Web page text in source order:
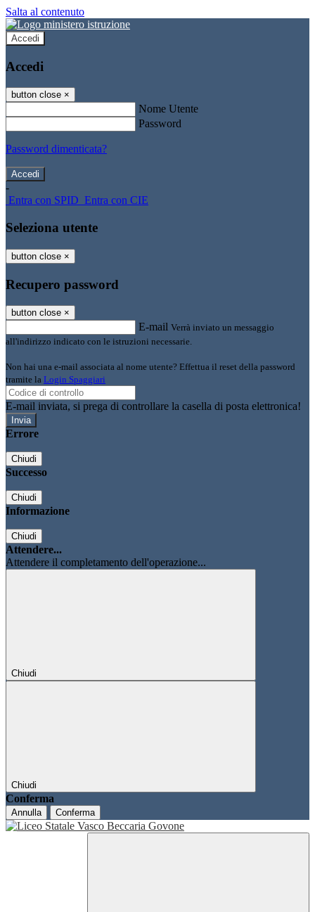
Salta al contenuto
Accedi
Accedi
button close ×
Nome Utente
Password
Password dimenticata?
-
Entra con SPID Entra con CIE
Seleziona utente
button close ×
Recupero password
button close ×
E-mail Verrà inviato un messaggio
all'indirizzo indicato con le istruzioni necessarie.
Non hai una e-mail associata al nome utente? Effettua il reset della password
tramite la Login Spaggiari
E-mail inviata, si prega di controllare la casella di posta elettronica!
Errore
Chiudi
Successo
Chiudi
Informazione
Chiudi
Attendere...
Attendere il completamento dell'operazione...
Chiudi
Chiudi
Conferma
Annulla Conferma